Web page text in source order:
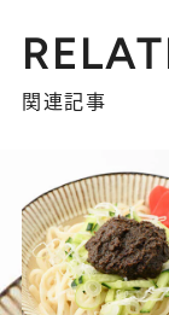
関連記事